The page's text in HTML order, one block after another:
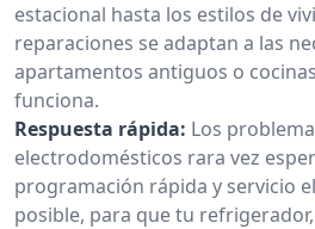
estacional hasta los estilos de
reparaciones se adaptan a las
apartamentos antiguos o
funciona.
Respuesta rápida: Los
electrodomésticos rara vez
programación rápida y servicio
posible, para que tu